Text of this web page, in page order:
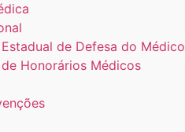
de Defesa do Médico
Honorários Médicos